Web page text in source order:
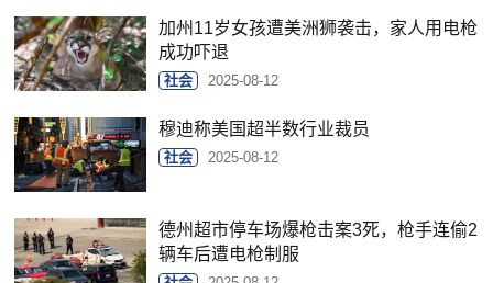
加州11岁女孩遭美洲狮袭击，家人用电枪
成功吓退
社会 2025-08-12
穆迪称美国超半数行业裁员
社会 2025-08-12
德州超市停车场爆枪击案3死，枪手连偷2
辆车后遭电枪制服